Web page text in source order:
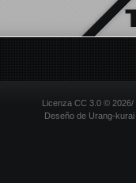
Licenza CC 3.0 © 2026/
Deseño de Urang-kurai